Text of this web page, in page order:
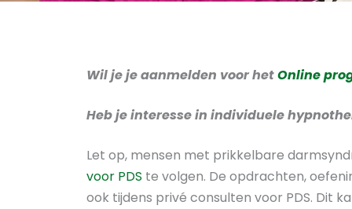
Wil je je aanmelden voor hetOnline
Heb je interesse in individuele
Let op, mensen met prikkelbare
voor PDS te volgen. De opdrachten,
ook tijdens privé consulten voor PDS. Dit